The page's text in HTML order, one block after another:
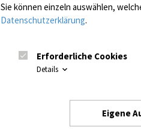
2017
2015
Sie können einzeln auswählen,
Datenschutzerklärung.
Erforderliche Cookies
Details
Eigene